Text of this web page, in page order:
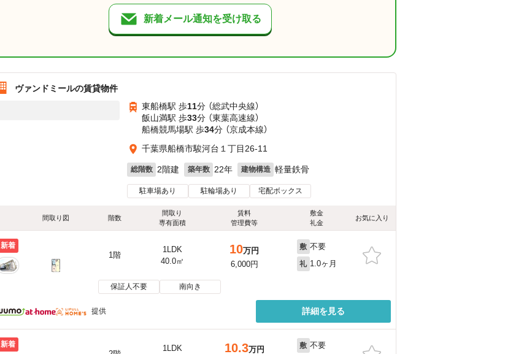
新着メール通知を受け取る
ヴァンドミールの賃貸物件
東船橋駅 歩11分 （総武中央線）
飯山満駅 歩33分 （東葉高速線）
船橋競馬場駅 歩34分 （京成本線）
千葉県船橋市駿河台１丁目26-11
総階数 2階建 築年数 22年 建物構造 軽量鉄骨
駐車場あり 駐輪場あり 宅配ボックス
間取り図 階数
間取り
専有面積
賃料
管理費等
敷金
礼金
お気に入り
新着
1階
1LDK
40.0㎡
10万円
6,000円
敷 不要
礼 1.0ヶ月
保証人不要 南向き
提供 詳細を見る
新着 1LDK 10.3万円 敷 不要